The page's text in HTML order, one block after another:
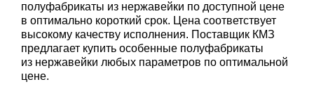
полуфабрикаты из нержавейки по доступной цене
в оптимально короткий срок. Цена соответствует
высокому качеству исполнения. Поставщик КМЗ
предлагает купить особенные полуфабрикаты
из нержавейки любых параметров по оптимальной
цене.